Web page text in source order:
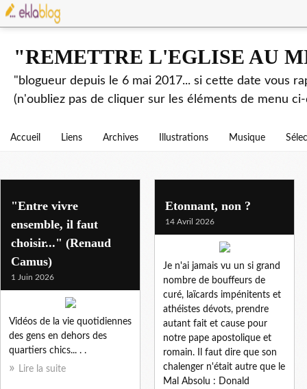
"REMETTRE L'EGLISE AU
"blogueur depuis le 6 mai 2017... si cette date vous
(n'oubliez pas de cliquer sur les éléments de menu
Accueil Liens Archives Illustrations Musique
religion
"Entre vivre
ensemble, il faut
choisir..." (Renaud
Camus)
1 Juin 2026
Vidéos de la vie quotidiennes
des gens en dehors des
quartiers chics... . .
Lire la suite
Etonnant, non ?
14 Avril 2026
Je n'ai jamais vu un si grand
nombre de bouffeurs de
curé, laïcards impénitents et
athéistes dévots, prendre
autant fait et cause pour
notre pape apostolique et
romain. Il faut dire que son
chalenger n'était autre que le
Mal Absolu : Donald